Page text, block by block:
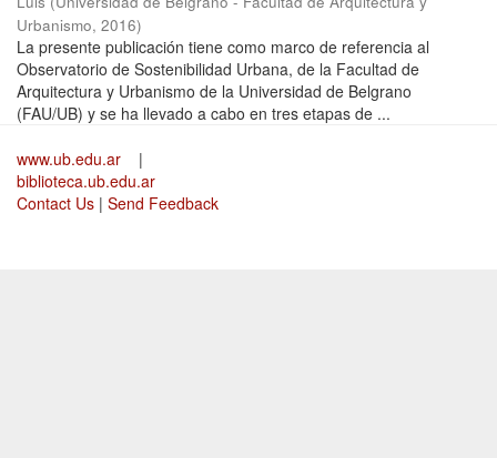
Urbanismo, 2016)
La presente publicación tiene como marco de referencia al
Observatorio de Sostenibilidad Urbana, de la Facultad de
Arquitectura y Urbanismo de la Universidad de Belgrano
(FAU/UB) y se ha llevado a cabo en tres etapas de ...
www.ub.edu.ar
|
biblioteca.ub.edu.ar
Contact Us | Send Feedback